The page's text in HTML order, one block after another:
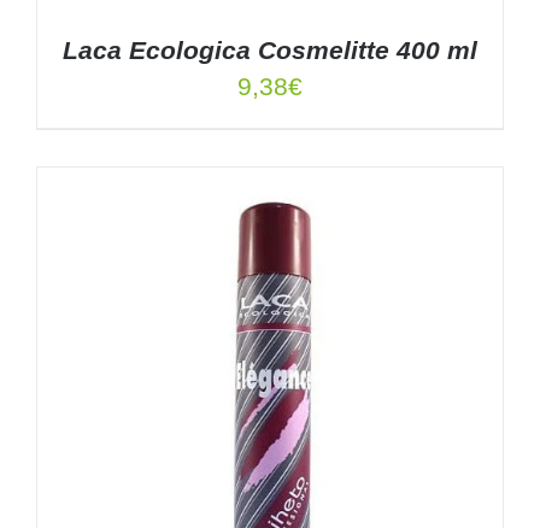
AÑADIR AL CARRITO
Laca Ecologica Cosmelitte 400 ml
9,38€